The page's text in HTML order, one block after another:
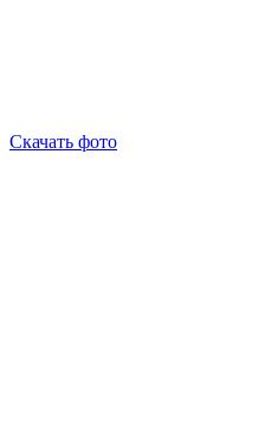
Скачать фото